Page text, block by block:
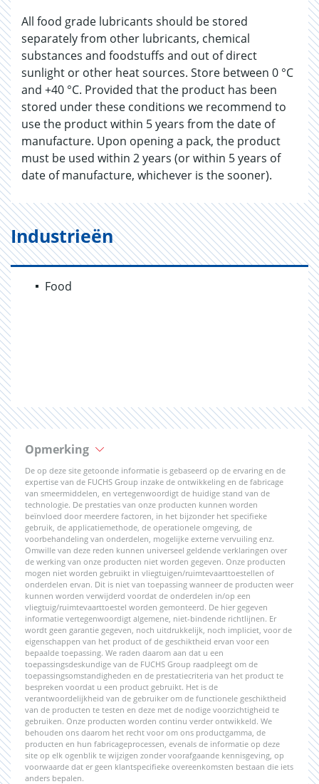
All food grade lubricants should be stored
separately from other lubricants, chemical
substances and foodstuffs and out of direct
sunlight or other heat sources. Store between 0 °C
and +40 °C. Provided that the product has been
stored under these conditions we recommend to
use the product within 5 years from the date of
manufacture. Upon opening a pack, the product
must be used within 2 years (or within 5 years of
date of manufacture, whichever is the sooner).
Industrieën
Food
Opmerking
De op deze site getoonde informatie is gebaseerd op de ervaring en de
expertise van de FUCHS Group inzake de ontwikkeling en de fabricage
van smeermiddelen, en vertegenwoordigt de huidige stand van de
technologie. De prestaties van onze producten kunnen worden
beïnvloed door meerdere factoren, in het bijzonder het specifieke
gebruik, de applicatiemethode, de operationele omgeving, de
voorbehandeling van onderdelen, mogelijke externe vervuiling enz.
Omwille van deze reden kunnen universeel geldende verklaringen over
de werking van onze producten niet worden gegeven. Onze producten
mogen niet worden gebruikt in vliegtuigen/ruimtevaarttoestellen of
onderdelen ervan. Dit is niet van toepassing wanneer de producten weer
kunnen worden verwijderd voordat de onderdelen in/op een
vliegtuig/ruimtevaarttoestel worden gemonteerd. De hier gegeven
informatie vertegenwoordigt algemene, niet-bindende richtlijnen. Er
wordt geen garantie gegeven, noch uitdrukkelijk, noch impliciet, voor de
eigenschappen van het product of de geschiktheid ervan voor een
bepaalde toepassing. We raden daarom aan dat u een
toepassingsdeskundige van de FUCHS Group raadpleegt om de
toepassingsomstandigheden en de prestatiecriteria van het product te
bespreken voordat u een product gebruikt. Het is de
verantwoordelijkheid van de gebruiker om de functionele geschiktheid
van de producten te testen en deze met de nodige voorzichtigheid te
gebruiken. Onze producten worden continu verder ontwikkeld. We
behouden ons daarom het recht voor om ons productgamma, de
producten en hun fabricageprocessen, evenals de informatie op deze
site op elk ogenblik te wijzigen zonder voorafgaande kennisgeving, op
voorwaarde dat er geen klantspecifieke overeenkomsten bestaan die iets
anders bepalen.